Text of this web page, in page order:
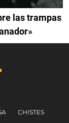
las trampas
CHISTES